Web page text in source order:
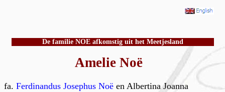
De familie NOE afkomstig uit het Meetjesland
Amelie Noë
fa. Ferdinandus Josephus Noë en Albertina Joanna